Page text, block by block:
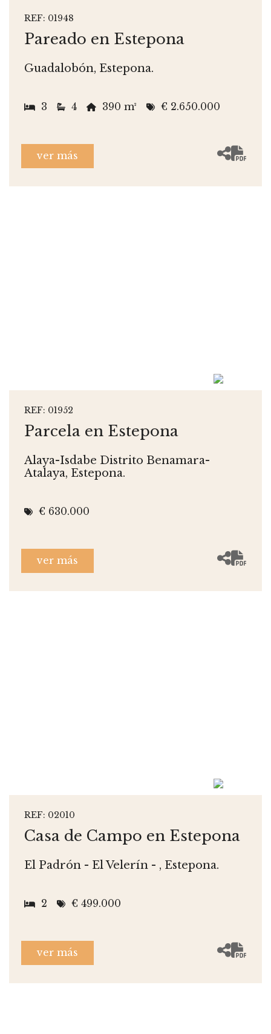
REF: 01948
Pareado en Estepona
Guadalobón, Estepona.
3 4 390 m² € 2.650.000
ver más
REF: 01952
Parcela en Estepona
Alaya-Isdabe Distrito Benamara-
Atalaya, Estepona.
€ 630.000
ver más
REF: 02010
Casa de Campo en Estepona
El Padrón - El Velerín - , Estepona.
2 € 499.000
ver más